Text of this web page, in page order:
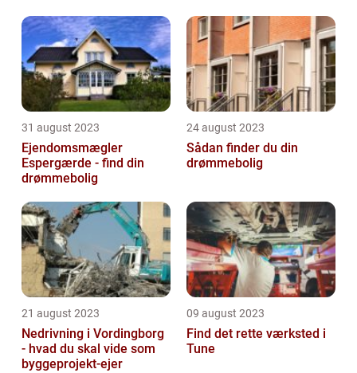
31 august 2023
Ejendomsmægler
Espergærde - find din
drømmebolig
24 august 2023
Sådan finder du din
drømmebolig
21 august 2023
Nedrivning i Vordingborg
- hvad du skal vide som
byggeprojekt-ejer
09 august 2023
Find det rette værksted i
Tune